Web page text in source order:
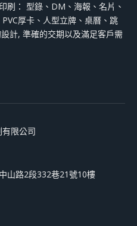
刷： 型錄、DM、海報、名片、
厚卡、人型立牌、桌曆、跳
計, 準確的交期以及滿足客戶需
限公司
山路2段332巷21號10樓